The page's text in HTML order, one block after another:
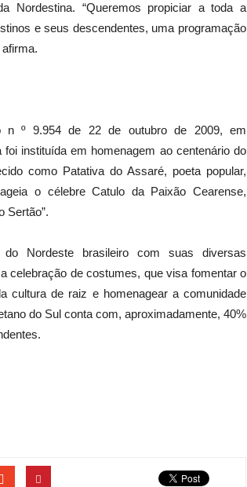
Nordestina. “Queremos propiciar a toda a
e seus descendentes, uma programação
n º 9.954 de 22 de outubro de 2009, em
instituída em homenagem ao centenário do
como Patativa do Assaré, poeta popular,
o célebre Catulo da Paixão Cearense,
Sertão”.
Nordeste brasileiro com suas diversas
celebração de costumes, que visa fomentar o
cultura de raiz e homenagear a comunidade
do Sul conta com, aproximadamente, 40%